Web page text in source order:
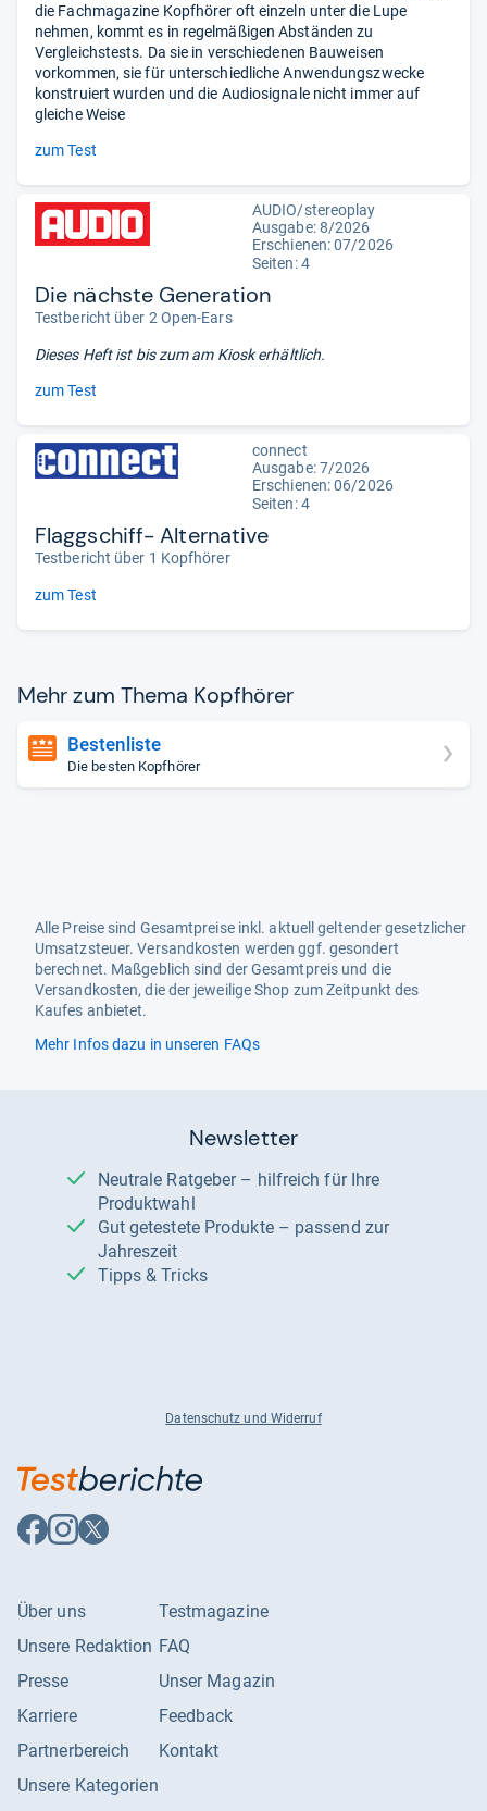
die Fachmagazine Kopfhörer oft einzeln unter die Lupe
nehmen, kommt es in regelmäßigen Abständen zu
Vergleichstests. Da sie in verschiedenen Bauweisen
vorkommen, sie für unterschiedliche Anwendungszwecke
konstruiert wurden und die Audiosignale nicht immer auf
gleiche Weise
zum Test
AUDIO/stereoplay
Ausgabe: 8/2026
Erschienen:07/2026
Seiten: 4
Die nächste Generation
Testbericht über 2 Open-Ears
Dieses Heft ist bis zumam Kiosk erhältlich.
zum Test
connect
Ausgabe: 7/2026
Erschienen:06/2026
Seiten: 4
Flaggschiff- Alternative
Testbericht über 1 Kopfhörer
zum Test
Mehr zum Thema Kopf­hö­rer
Bestenliste
Die besten Kopfhörer
Alle Preise sind Gesamtpreise inkl. aktuell geltender gesetzlicher
Umsatzsteuer. Versandkosten werden ggf. gesondert
berechnet. Maßgeblich sind der Gesamtpreis und die
Versandkosten, die der jeweilige Shop zum Zeitpunkt des
Kaufes anbietet.
Mehr Infos dazu in unseren FAQs
Newsletter
Neutrale Ratgeber – hilfreich für Ihre
Produktwahl
Gut getestete Produkte – passend zur
Jahreszeit
Tipps & Tricks
Datenschutz und Widerruf
Auf
Facebook
Auf
Instagram
Auf
X
Über uns
Unsere Redaktion
Presse
Karriere
Partnerbereich
Unsere Kategorien
Testmagazine
FAQ
Unser Magazin
Feedback
Kontakt